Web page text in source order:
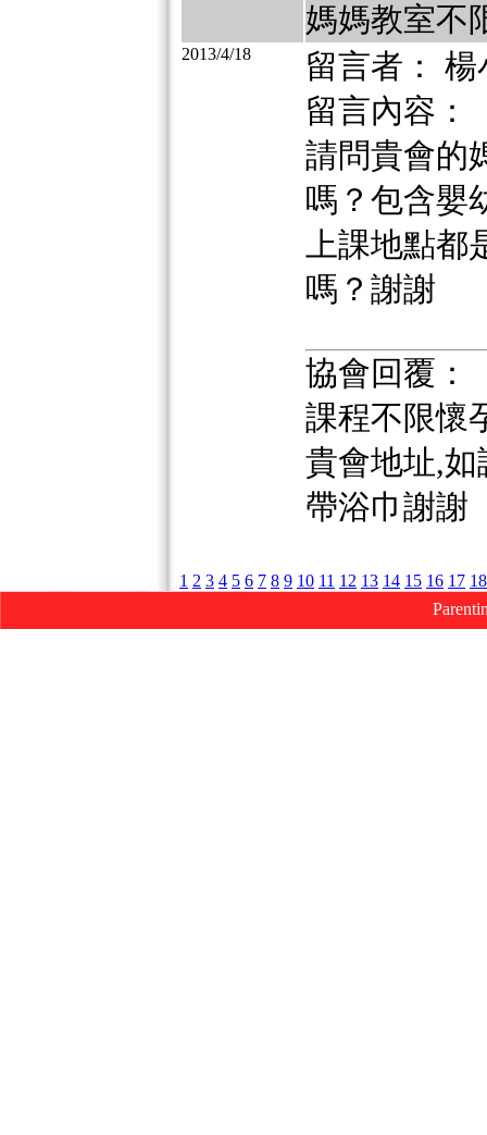
媽媽教室不
2013/4/18
留言者： 楊
留言內容：
請問貴會的
嗎？包含嬰
上課地點
嗎？謝謝
協會回覆：
課程不限懷
貴會地址,
帶浴巾謝謝
1 2 3 4 5 6 7 8 9 10 11 12 13 14 15 16 17 18